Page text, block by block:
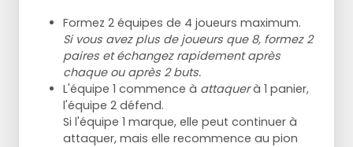
rebonds et tente de couper en position de
soutien ou de chance depuis le 3-1.
Les défenseurs doivent faire pression sur
l'extérieur et empêcher le cut-in.
Ne pas défendre dans la ligne de balle et
ne pas se relayer.
Exercice varié :
Formez 2 équipes de 4 joueurs maximum.
Si vous avez plus de joueurs que 8, formez 2
paires et échangez rapidement après
chaque ou après 2 buts.
L'équipe 1 commence à attaquerà 1 panier,
l'équipe 2 défend.
Si l'équipe 1 marque, elle peut continuer à
attaquer, mais elle recommence au pion